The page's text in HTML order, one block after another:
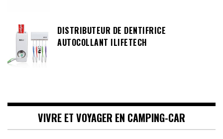
DISTRIBUTEUR DE DENTIFRICE
AUTOCOLLANT ILIFETECH
VIVRE ET VOYAGER EN CAMPING-CAR